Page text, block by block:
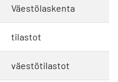
Väestölaskenta
tilastot
väestötilastot